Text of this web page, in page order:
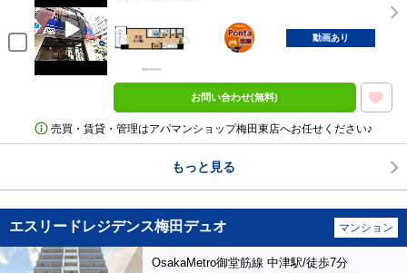
ポンタ
部屋
動画あり
お問い合わせ(無料)
売買・賃貸・管理はアパマンショップ梅田東店へお任せください♪
もっと見る
エスリードレジデンス梅田デュオ マンション
OsakaMetro御堂筋線 中津駅/徒歩7分